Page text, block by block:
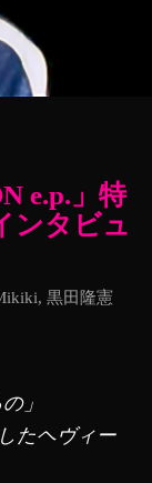
e.p.」特
ンタビュ
, 黒田隆憲
」
たヘヴィー